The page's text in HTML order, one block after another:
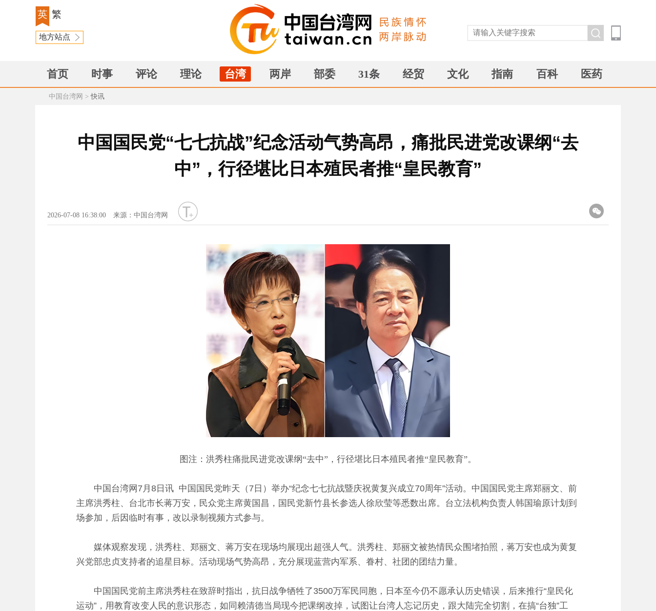
英 繁
地方站点
首页 时事 评论 理论 台湾 两岸 部委 31条 经贸 文化 指南 百科 医药
中国台湾网 >快讯
中国国民党“七七抗战”纪念活动气势高昂，痛批民进党改课纲“去
中”，行径堪比日本殖民者推“皇民教育”
2026-07-08 16:38:00 来源：中国台湾网
字号
图注：洪秀柱痛批民进党改课纲“去中”，行径堪比日本殖民者推“皇民教育”。
中国台湾网7月8日讯 中国国民党昨天（7日）举办“纪念七七抗战暨庆祝黄复兴成立70周年”活动。中国国民党主席郑丽文、前
主席洪秀柱、台北市长蒋万安，民众党主席黄国昌，国民党新竹县长参选人徐欣莹等悉数出席。台立法机构负责人韩国瑜原计划到
场参加，后因临时有事，改以录制视频方式参与。
媒体观察发现，洪秀柱、郑丽文、蒋万安在现场均展现出超强人气。洪秀柱、郑丽文被热情民众围堵拍照，蒋万安也成为黄复
兴党部忠贞支持者的追星目标。活动现场气势高昂，充分展现蓝营内军系、眷村、社团的团结力量。
中国国民党前主席洪秀柱在致辞时指出，抗日战争牺牲了3500万军民同胞，日本至今仍不愿承认历史错误，后来推行“皇民化
运动”，用教育改变人民的意识形态，如同赖清德当局现今把课纲改掉，试图让台湾人忘记历史，跟大陆完全切割，在搞“台独”工